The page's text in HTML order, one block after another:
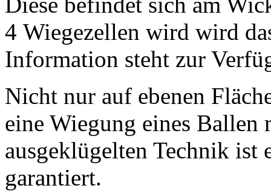
4 Wiegezellen wird wird
Information steht zur
Nicht nur auf ebenen
eine Wiegung eines
ausgeklügelten Technik ist
garantiert.